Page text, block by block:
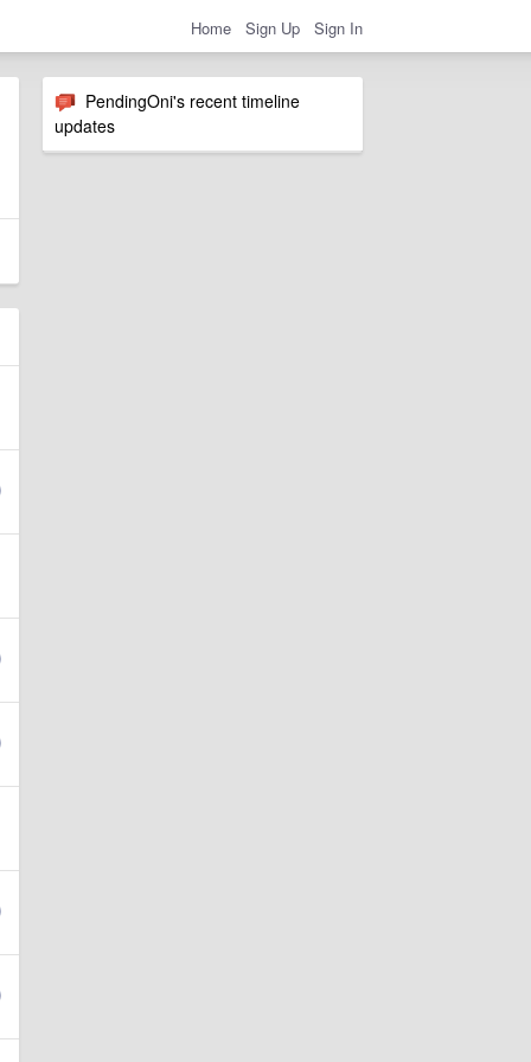
Home Sign Up Sign In
PendingOni's recent timeline
updates